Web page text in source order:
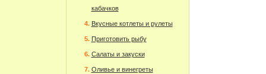
кабачков
Вкусные котлеты и рулеты
Приготовить рыбу
Салаты и закуски
Оливье и винегреты